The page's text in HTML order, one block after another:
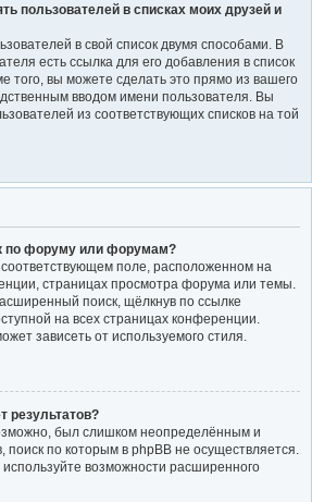
пользователей в списках моих друзей и
в свой список двумя способами. В
есть ссылка для его добавления в список
того, вы можете сделать это прямо из вашего
вводом имени пользователя. Вы
из соответствующих списков на той
по форуму или форумам?
поле, расположенном на
страницах просмотра форума или темы.
поиск, щёлкнув по ссылке
на всех страницах конференции.
зависеть от используемого стиля.
результатов?
был слишком неопределённым и
поиск по которым в phpBB не осуществляется.
возможности расширенного